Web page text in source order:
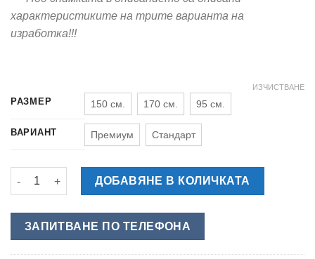
характеристиките на трите варианта на
изработка!!!
РАЗМЕР 150 см. 170 см. 95 см.
ВАРИАНТ Премиум Стандарт
ИЗЧИСТВАНЕ
количество за РЕКЛАМНА ФИГУРА - КРЕМ СЛАДОЛЕД СЪС
ДОБАВЯНЕ В КОЛИЧКАТА
ЗАПИТВАНЕ ПО ТЕЛЕФОНА